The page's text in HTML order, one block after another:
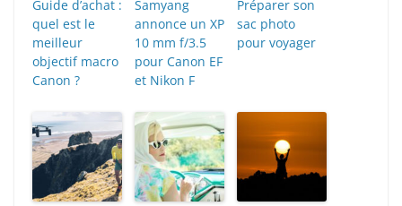
Guide d’achat :
quel est le
meilleur
objectif macro
Canon ?
Samyang
annonce un XP
10 mm f/3.5
pour Canon EF
et Nikon F
Préparer son
sac photo
pour voyager